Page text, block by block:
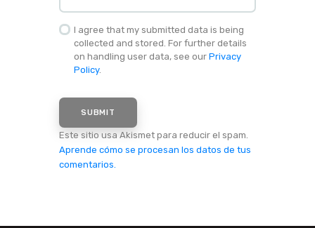
I agree that my submitted data is being
collected and stored. For further details
on handling user data, see our Privacy
Policy.
Este sitio usa Akismet para reducir el spam.
Aprende cómo se procesan los datos de tus
comentarios.